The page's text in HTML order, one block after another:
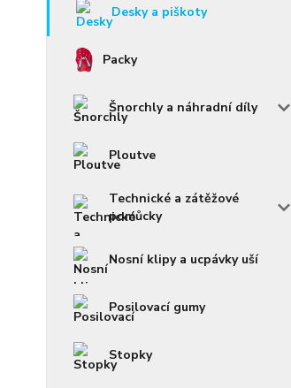
Desky a piškoty
Packy
Šnorchly a náhradní díly
Ploutve
Technické a zátěžové
pomůcky
Nosní klipy a ucpávky uší
Posilovací gumy
Stopky